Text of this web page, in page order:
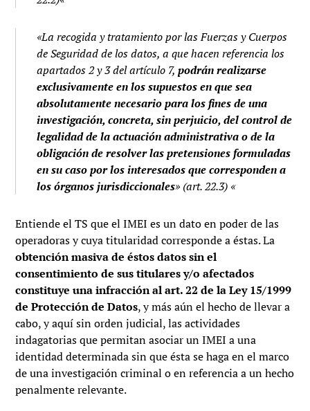
«La recogida y tratamiento por las Fuerzas y Cuerpos
de Seguridad de los datos, a que hacen referencia los
apartados 2 y 3 del artículo 7,podrán realizarse
exclusivamente en los supuestos en que sea
absolutamente necesario para los fines de una
investigación, concreta, sin perjuicio, del control de
legalidad de la actuación administrativa o de la
obligación de resolver las pretensiones formuladas
en su caso por los interesados que corresponden a
los órganos jurisdiccionales» (art. 22.3) «
Entiende el TS que el IMEI es un dato en poder de las
operadoras y cuya titularidad corresponde a éstas. La
obtención masiva de éstos datos sin el
consentimiento de sus titulares y/o afectados
constituye una infracción al art. 22 de la Ley 15/1999
de Protección de Datos, y más aún el hecho de llevar a
cabo, y aquí sin orden judicial, las actividades
indagatorias que permitan asociar un IMEI a una
identidad determinada sin que ésta se haga en el marco
de una investigación criminal o en referencia a un hecho
penalmente relevante.